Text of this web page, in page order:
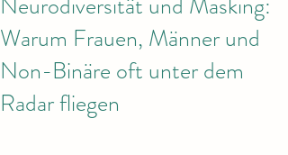
Warum Frauen, Männer und
Non-Binäre oft unter dem
Radar fliegen